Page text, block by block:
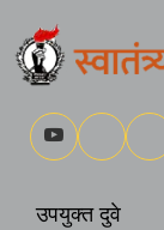
उपयुक्त दुवे